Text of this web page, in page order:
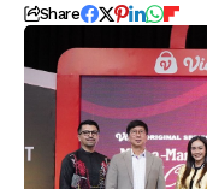
Share